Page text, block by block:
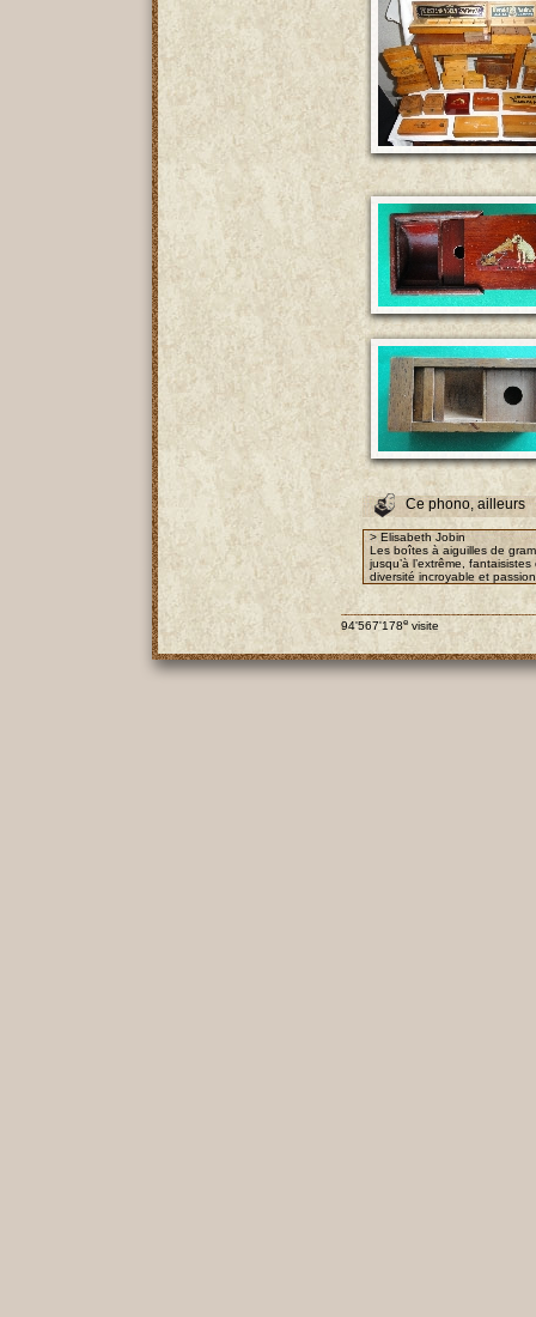
Ce phono, ailleurs
> Elisabeth Jobin
Les boîtes à aiguilles de
jusqu’à l’extrême,
diversité incroyable et
94'567'178e visite